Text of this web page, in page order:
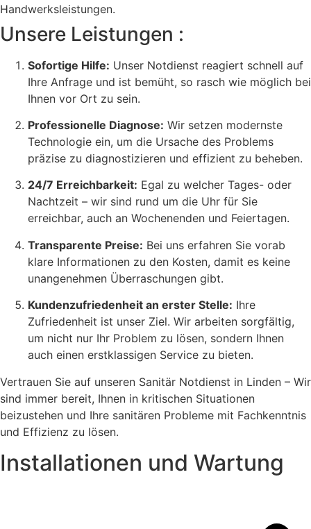
Handwerksleistungen.
Unsere Leistungen :
Sofortige Hilfe: Unser Notdienst reagiert schnell auf
Ihre Anfrage und ist bemüht, so rasch wie möglich bei
Ihnen vor Ort zu sein.
Professionelle Diagnose: Wir setzen modernste
Technologie ein, um die Ursache des Problems
präzise zu diagnostizieren und effizient zu beheben.
24/7 Erreichbarkeit: Egal zu welcher Tages- oder
Nachtzeit – wir sind rund um die Uhr für Sie
erreichbar, auch an Wochenenden und Feiertagen.
Transparente Preise: Bei uns erfahren Sie vorab
klare Informationen zu den Kosten, damit es keine
unangenehmen Überraschungen gibt.
Kundenzufriedenheit an erster Stelle: Ihre
Zufriedenheit ist unser Ziel. Wir arbeiten sorgfältig,
um nicht nur Ihr Problem zu lösen, sondern Ihnen
auch einen erstklassigen Service zu bieten.
Vertrauen Sie auf unseren Sanitär Notdienst in Linden – Wir
sind immer bereit, Ihnen in kritischen Situationen
beizustehen und Ihre sanitären Probleme mit Fachkenntnis
und Effizienz zu lösen.
Installationen und Wartung